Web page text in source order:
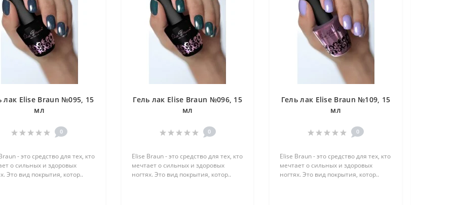
лак Elise Braun №095, 15
мл
0
- это средство для тех, кто
о сильных и здоровых
Это вид покрытия, котор..
Гель лак Elise Braun №096, 15
мл
0
Elise Braun - это средство для тех, кто
мечтает о сильных и здоровых
ногтях. Это вид покрытия, котор..
Гель лак Elise Braun №109, 15
мл
0
Elise Braun - это средство для тех, кто
мечтает о сильных и здоровых
ногтях. Это вид покрытия, котор..